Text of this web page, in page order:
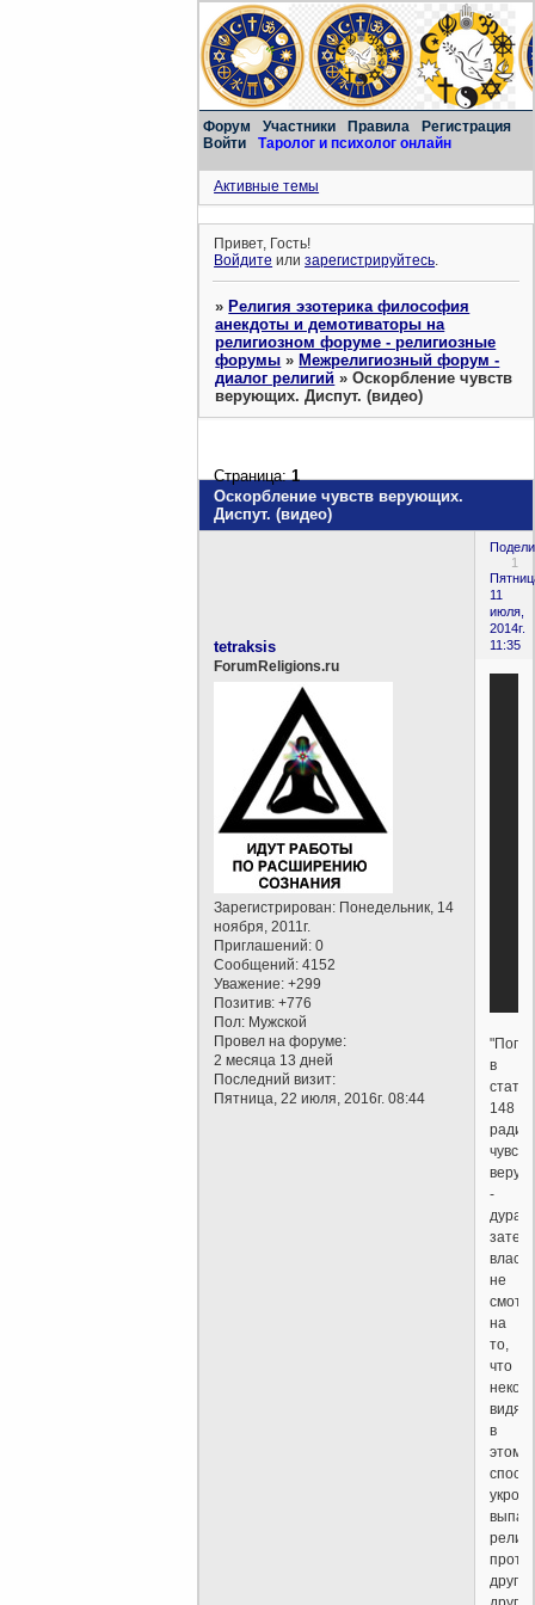
Форум Участники Правила
Регистрация
Войти
Таролог и психолог онлайн
Активные темы
Привет, Гость!
Войдите илизарегистрируйтесь.
»Религия эзотерика философия
анекдоты и демотиваторы на
религиозном форуме - религиозные
форумы »Межрелигиозный форум -
диалог религий »Оскорбление чувств
верующих. Диспут. (видео)
Оскорбление чувств верующих.
Диспут. (видео)
Страница:1
1
11
июля,
2014г.
11:35
tetraksis
ForumReligions.ru
Зарегистрирован: Понедельник, 14
ноября, 2011г.
Приглашений: 0
Сообщений: 4152
Уважение: +299
Позитив: +776
Пол: Мужской
Провел на форуме:
2 месяца 13 дней
Последний визит:
Пятница, 22 июля, 2016г. 08:44
в
148
ради
чувств
-
затея
не
на
то,
что
видят
в
этом
друг